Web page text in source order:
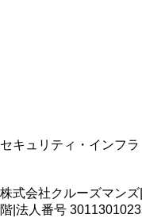
セキュリティ・インフラ
株式会社クルーズマンズ
階 法人番号